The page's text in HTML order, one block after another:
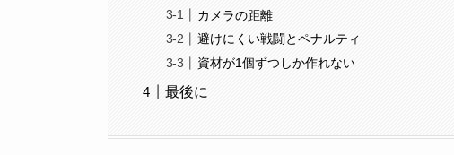
カメラの距離
避けにくい戦闘とペナルティ
資材が1個ずつしか作れない
最後に